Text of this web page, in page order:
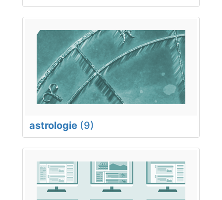
astrologie (9)